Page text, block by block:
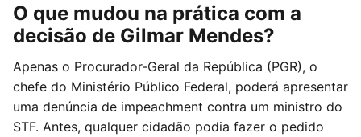
O que mudou na prática com a
decisão de Gilmar Mendes?
Apenas o Procurador-Geral da República (PGR), o
chefe do Ministério Público Federal, poderá apresentar
uma denúncia de impeachment contra um ministro do
STF. Antes, qualquer cidadão podia fazer o pedido